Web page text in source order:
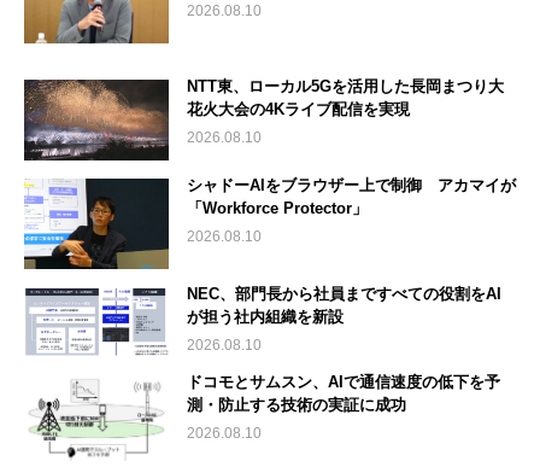
2026.08.10
NTT東、ローカル5Gを活用した長岡まつり大
花火大会の4Kライブ配信を実現
2026.08.10
シャドーAIをブラウザー上で制御 アカマイが
「Workforce Protector」
2026.08.10
NEC、部門長から社員まですべての役割をAI
が担う社内組織を新設
2026.08.10
ドコモとサムスン、AIで通信速度の低下を予
測・防止する技術の実証に成功
2026.08.10